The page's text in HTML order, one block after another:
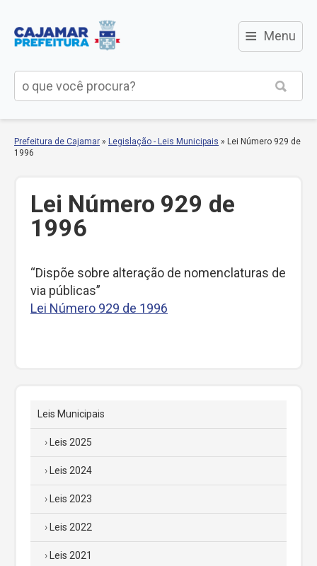
≡ Menu
Prefeitura de Cajamar » Legislação - Leis Municipais » Lei Número 929 de
1996
Lei Número 929 de
1996
“Dispõe sobre alteração de nomenclaturas de
via públicas”
Lei Número 929 de 1996
Leis Municipais
Leis 2025
Leis 2024
Leis 2023
Leis 2022
Leis 2021